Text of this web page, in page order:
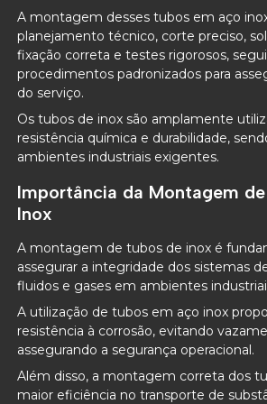
A montagem desses tubos em aço
planejamento técnico, corte preciso,
fixação correta e testes rigorosos,
procedimentos padronizados para
do serviço.
Os tubos de inox são amplamente
resistência química e durabilidade,
ambientes industriais exigentes.
Importância da Montagem
Inox
A montagem de tubos de inox é
assegurar a integridade dos sistemas
fluidos e gases em ambientes
A utilização de tubos em aço inox
resistência à corrosão, evitando
assegurando a segurança operacional.
Além disso, a montagem correta dos
maior eficiência no transporte de